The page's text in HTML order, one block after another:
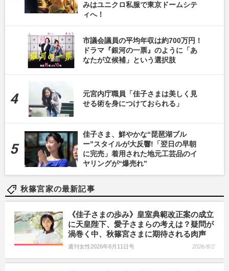
みはユニクロ私服で東京ドームシテ
ィへ！
市議会議員の平均年収は約700万円！
ドラマ『銀河の一票』のように「あ
なたが立候補」という選択肢
元宮内庁職員「佳子さまは美しく見
せる術を身につけておられる」
佳子さま、鮮やかな“琵琶湖ブル
ー”スタイルが大反響!「翌日の早朝
に完売」着用された地元工芸品のイ
ヤリングが“爆売れ”
秋篠宮家の最新記事
《佳子さまの歩み》皇室典範改正案の成立
に天皇陛下、愛子さまらの考えは？疑問が
渦巻く中、秋篠宮さまに期待される肉声
週刊女性2026年8月11日号 2026/8/2